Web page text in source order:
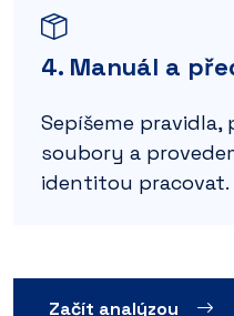
4. Manuál a
Sepíšeme pravidla,
soubory a
identitou pracovat.
Začít analýzou